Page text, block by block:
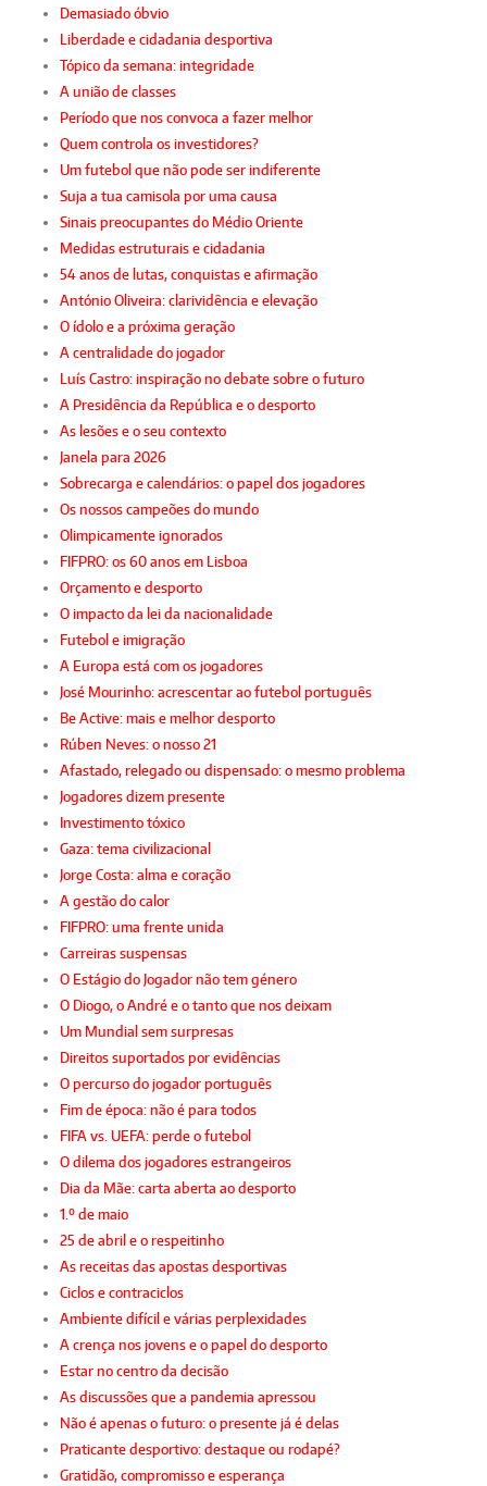
Demasiado óbvio
Liberdade e cidadania desportiva
Tópico da semana: integridade
A união de classes
Período que nos convoca a fazer melhor
Quem controla os investidores?
Um futebol que não pode ser indiferente
Suja a tua camisola por uma causa
Sinais preocupantes do Médio Oriente
Medidas estruturais e cidadania
54 anos de lutas, conquistas e afirmação
António Oliveira: clarividência e elevação
O ídolo e a próxima geração
A centralidade do jogador
Luís Castro: inspiração no debate sobre o futuro
A Presidência da República e o desporto
As lesões e o seu contexto
Janela para 2026
Sobrecarga e calendários: o papel dos jogadores
Os nossos campeões do mundo
Olimpicamente ignorados
FIFPRO: os 60 anos em Lisboa
Orçamento e desporto
O impacto da lei da nacionalidade
Futebol e imigração
A Europa está com os jogadores
José Mourinho: acrescentar ao futebol português
Be Active: mais e melhor desporto
Rúben Neves: o nosso 21
Afastado, relegado ou dispensado: o mesmo problema
Jogadores dizem presente
Investimento tóxico
Gaza: tema civilizacional
Jorge Costa: alma e coração
A gestão do calor
FIFPRO: uma frente unida
Carreiras suspensas
O Estágio do Jogador não tem género
O Diogo, o André e o tanto que nos deixam
Um Mundial sem surpresas
Direitos suportados por evidências
O percurso do jogador português
Fim de época: não é para todos
FIFA vs. UEFA: perde o futebol
O dilema dos jogadores estrangeiros
Dia da Mãe: carta aberta ao desporto
1.º de maio
25 de abril e o respeitinho
As receitas das apostas desportivas
Ciclos e contraciclos
Ambiente difícil e várias perplexidades
A crença nos jovens e o papel do desporto
Estar no centro da decisão
As discussões que a pandemia apressou
Não é apenas o futuro: o presente já é delas
Praticante desportivo: destaque ou rodapé?
Gratidão, compromisso e esperança